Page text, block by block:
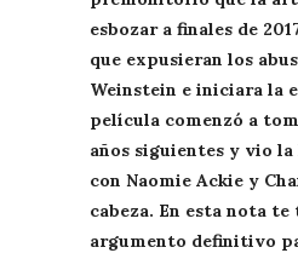
esbozar a finales de
que expusieran los
Weinstein e iniciara la
película comenzó a
años siguientes y vio la
con Naomie Ackie y
cabeza. En esta nota te
argumento definitivo